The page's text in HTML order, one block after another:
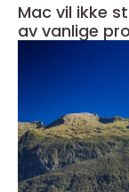
Mac vil ikke
av vanlige